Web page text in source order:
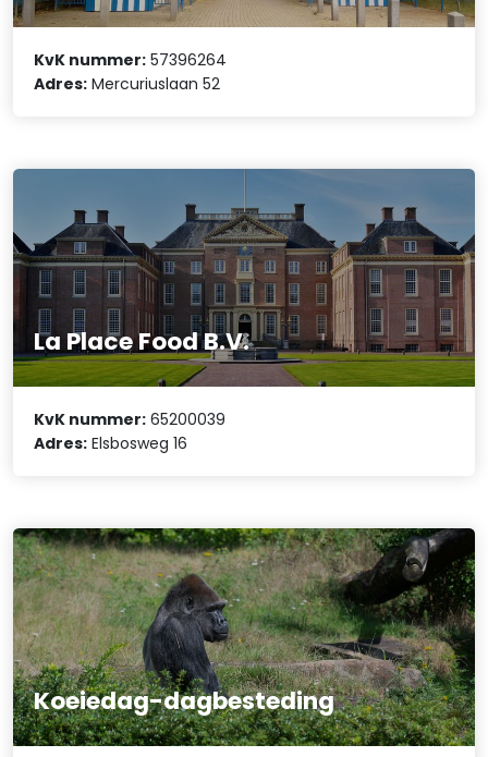
KvK nummer: 57396264
Adres: Mercuriuslaan 52
La Place Food B.V.
KvK nummer: 65200039
Adres: Elsbosweg 16
Koeiedag-dagbesteding